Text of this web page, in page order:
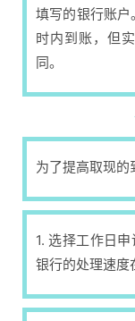
填写的银行账
时内到账，但
同。
为了提高取现的
1. 选择工作日
银行的处理速度